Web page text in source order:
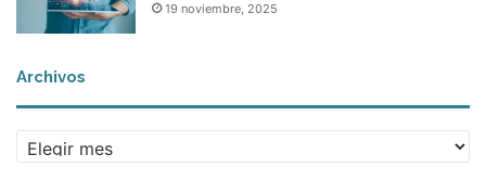
19 noviembre, 2025
Archivos
r